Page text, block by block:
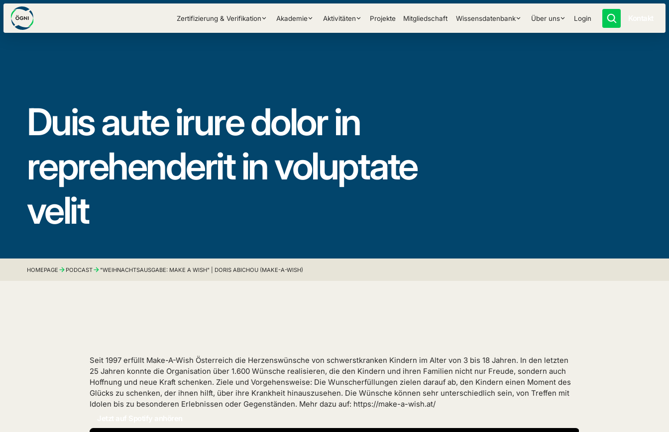
Zertifizierung & Verifikation Akademie Aktivitäten Projekte Mitgliedschaft Wissensdatenbank Über uns Login
Duis aute irure dolor in
reprehenderit in voluptate
velit
HOMEPAGE PODCAST "WEIHNACHTSAUSGABE: MAKE A WISH" | DORIS ABICHOU (MAKE-A-WISH)
Seit 1997 erfüllt Make-A-Wish Österreich die Herzenswünsche von schwerstkranken Kindern im Alter von 3 bis 18 Jahren. In den letzten
25 Jahren konnte die Organisation über 1.600 Wünsche realisieren, die den Kindern und ihren Familien nicht nur Freude, sondern auch
Hoffnung und neue Kraft schenken. Ziele und Vorgehensweise: Die Wunscherfüllungen zielen darauf ab, den Kindern einen Moment des
Glücks zu schenken, der ihnen hilft, über ihre Krankheit hinauszusehen. Die Wünsche können sehr unterschiedlich sein, von Treffen mit
Idolen bis zu besonderen Erlebnissen oder Gegenständen. Mehr dazu auf: https://make-a-wish.at/